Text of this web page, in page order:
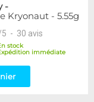
-
Kryonaut - 5.55g
5 - 30 avis
stock
immédiate